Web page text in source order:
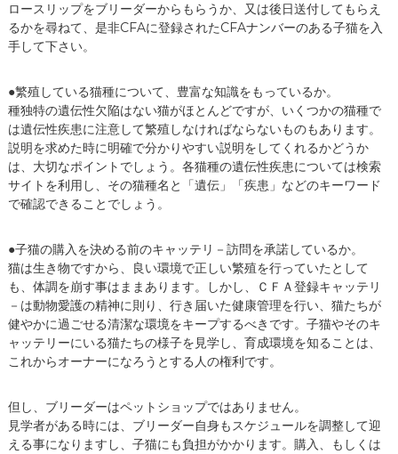
ロースリップをブリーダーからもらうか、又は後日送付してもらえ
るかを尋ねて、是非CFAに登録されたCFAナンバーのある子猫を入
手して下さい。
●繁殖している猫種について、豊富な知識をもっているか。
種独特の遺伝性欠陥はない猫がほとんどですが、いくつかの猫種で
は遺伝性疾患に注意して繁殖しなければならないものもあります。
説明を求めた時に明確で分かりやすい説明をしてくれるかどうか
は、大切なポイントでしょう。各猫種の遺伝性疾患については検索
サイトを利用し、その猫種名と「遺伝」「疾患」などのキーワード
で確認できることでしょう。
●子猫の購入を決める前のキャッテリ－訪問を承諾しているか。
猫は生き物ですから、良い環境で正しい繁殖を行っていたとして
も、体調を崩す事はままあります。しかし、ＣＦＡ登録キャッテリ
－は動物愛護の精神に則り、行き届いた健康管理を行い、猫たちが
健やかに過ごせる清潔な環境をキープするべきです。子猫やそのキ
ャッテリーにいる猫たちの様子を見学し、育成環境を知ることは、
これからオーナーになろうとする人の権利です。
但し、ブリーダーはペットショップではありません。
見学者がある時には、ブリーダー自身もスケジュールを調整して迎
える事になりますし、子猫にも負担がかかります。購入、もしくは